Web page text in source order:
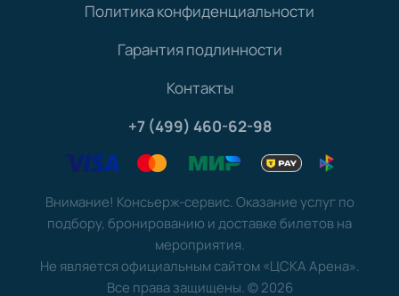
Политика конфиденциальности
Гарантия подлинности
Контакты
+7 (499) 460-62-98
Внимание! Консьерж-сервис. Оказание услуг по
подбору, бронированию и доставке билетов на
мероприятия.
Не является официальным сайтом «ЦСКА Арена».
Все права защищены.©2026